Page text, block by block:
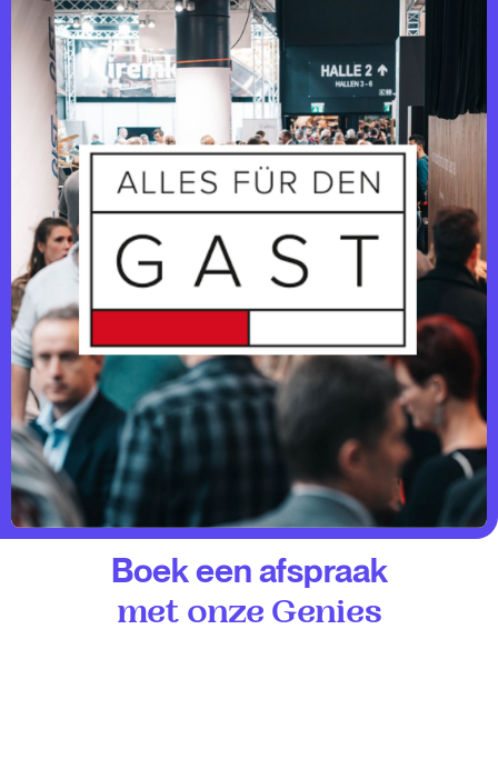
Boek een afspraak
met onze Genies